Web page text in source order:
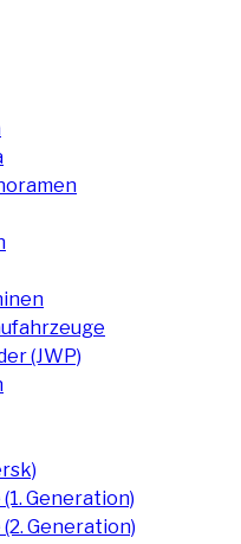
(JWP)
Generation)
Generation)